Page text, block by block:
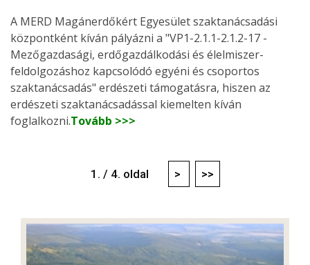
A MERD Magánerdőkért Egyesület szaktanácsadási
központként kíván pályázni a "VP1-2.1.1-2.1.2-17 -
Mezőgazdasági, erdőgazdálkodási és élelmiszer-
feldolgozáshoz kapcsolódó egyéni és csoportos
szaktanácsadás" erdészeti támogatásra, hiszen az
erdészeti szaktanácsadással kiemelten kíván
foglalkozni.Tovább >>>
1. / 4. oldal > >>